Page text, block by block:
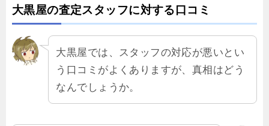
大黒屋の査定スタッフに対する口コミ
大黒屋では、スタッフの対応が悪いとい
う口コミがよくありますが、真相はどう
なんでしょうか。